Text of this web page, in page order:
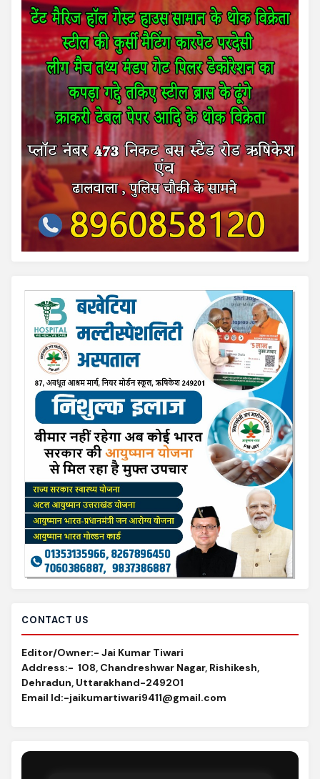
CONTACT US
Editor/Owner:- Jai Kumar Tiwari
Address:- 108, Chandreshwar Nagar, Rishikesh,
Dehradun, Uttarakhand-249201
Email Id:-jaikumartiwari9411@gmail.com